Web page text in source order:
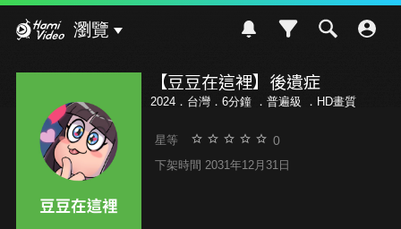
瀏覽
【豆豆在這裡】後遺症
2024．台灣．6分鐘 ． 普遍級 ．HD畫質
星等 0
下架時間 2031年12月31日